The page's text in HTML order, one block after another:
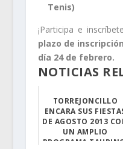
Tenis)
¡Participa e
plazo de
día 24 de febrero.
NOTICIAS
TORREJONCILLO
ENCARA SUS
DE AGOSTO 2013
UN AMPLIO
PROGRAMA